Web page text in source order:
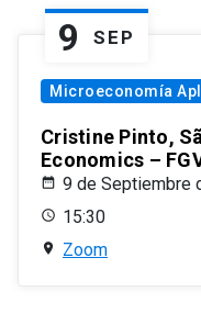
9 SEP
Microeconomía
Cristine Pinto,
Economics –
9 de Septiembre
15:30
Zoom